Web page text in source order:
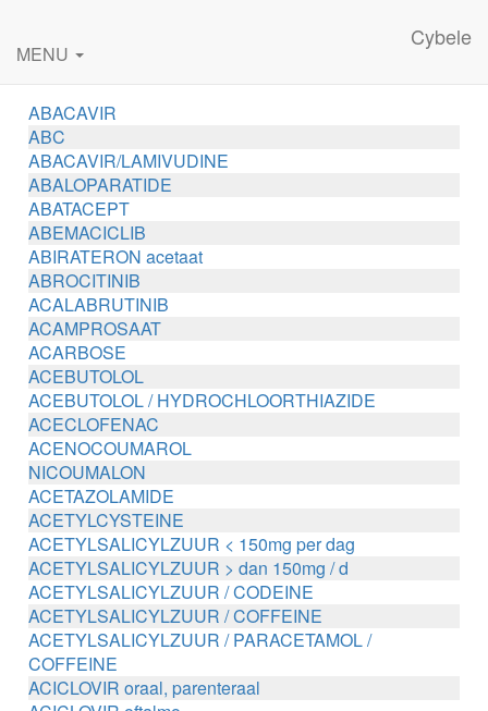
Cybele
MENU
ABACAVIR
ABC
ABACAVIR/LAMIVUDINE
ABALOPARATIDE
ABATACEPT
ABEMACICLIB
ABIRATERON acetaat
ABROCITINIB
ACALABRUTINIB
ACAMPROSAAT
ACARBOSE
ACEBUTOLOL
ACEBUTOLOL / HYDROCHLOORTHIAZIDE
ACECLOFENAC
ACENOCOUMAROL
NICOUMALON
ACETAZOLAMIDE
ACETYLCYSTEINE
ACETYLSALICYLZUUR < 150mg per dag
ACETYLSALICYLZUUR > dan 150mg / d
ACETYLSALICYLZUUR / CODEINE
ACETYLSALICYLZUUR / COFFEINE
ACETYLSALICYLZUUR / PARACETAMOL /
COFFEINE
ACICLOVIR oraal, parenteraal